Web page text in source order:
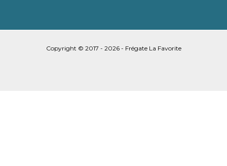
Copyright © 2017 - 2026 - Frégate La Favorite